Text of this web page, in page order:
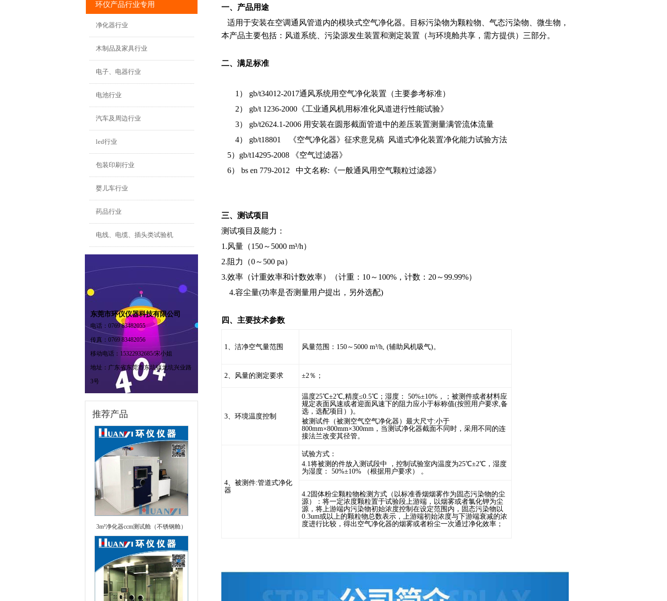
环仪产品行业专用
净化器行业
木制品及家具行业
电子、电器行业
电池行业
汽车及周边行业
led行业
包装印刷行业
婴儿车行业
药品行业
电线、电缆、插头类试验机
东莞市环仪仪器科技有限公司
电话：0769 83482055
传真：0769 83482056
移动电话：15322932685/宋小姐
地址：广东省东莞市东坑镇龙坑兴业路
3号
推荐产品
3m³净化器ccm测试舱（不锈钢舱）
一、产品用途
适用于安装在空调通风管道内的模块式空气净化器。目标污染物为颗粒物、气态污染物、微生物，
本产品主要包括：风道系统、污染源发生装置和测定装置（与环境舱共享，需方提供）三部分。
二、满足标准
1） gb/t34012-2017通风系统用空气净化装置（主要参考标准）
2） gb/t 1236-2000《工业通风机用标准化风道进行性能试验》
3） gb/t2624.1-2006 用安装在圆形截面管道中的差压装置测量满管流体流量
4） gb/t18801 《空气净化器》征求意见稿 风道式净化装置净化能力试验方法
5）gb/t14295-2008 《空气过滤器》
6） bs en 779-2012 中文名称:《一般通风用空气颗粒过滤器》
​三、测试项目
测试项目及能力：
1.风量（1 50～ 5000 m³/h）
2.阻力（0～ 500 pa）
3.效率（计重效率和计数效率）（计重： 10～ 100% ，计数： 20～99.99%）
4.容尘量(功率是否测量用户提出，另外选配)
四、主要技术参数
1、洁净空气量范围 风量范围：150～5000 m³/h, (辅助风机吸气)。
2、风量的测定要求 ±2％；
3、环境温度控制
温度25℃±2℃,精度≤0.5℃；湿度： 50%±10%，；被测件或者材料应
规定表面风速或者迎面风速下的阻力应小于标称值(按照用户要求,备
选，选配项目）)。
被测试件（被测空气空气净化器）最大尺寸:小于
800mm×800mm×300mm，当测试净化器截面不同时，采用不同的连
接法兰改变其径管。
4、被测件:管道式净化
器
试验方式：
4.1将被测的件放入测试段中 ，控制试验室内温度为25℃±2℃，湿度
为湿度： 50%±10% （根据用户要求） 。
4.2固体粉尘颗粒物检测方式（以标准香烟烟雾作为固态污染物的尘
源）：将一定浓度颗粒置于试验段上游端，以烟雾或者氯化钾为尘
源，将上游端内污染物初始浓度控制在设定范围内，固态污染物以
0.3um或以上的颗粒物总数表示，上游端初始浓度与下游端衰减的浓
度进行比较，得出空气净化器的烟雾或者粉尘一次通过净化效率；